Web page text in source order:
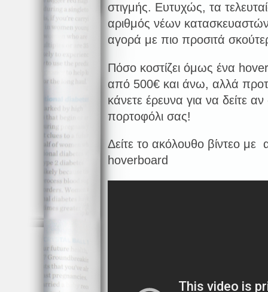
στιγμής. Ευτυχώς, τα
αριθμός νέων
αγορά με πιο προσιτά
Πόσο κοστίζει όμως ένα
από 500€ και άνω, αλλά
κάνετε έρευνα για να δείτε
πορτοφόλι σας!
Δείτε το ακόλουθο βίντεο με
hoverboard